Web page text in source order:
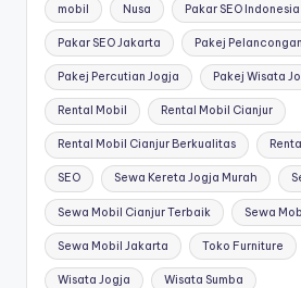
mobil Nusa Pakar SEO Indonesia
Pakar SEO Jakarta Pakej
Pakej Percutian Jogja Pakej Wisata
Rental Mobil Rental Mobil Cianjur
Rental Mobil Cianjur Berkualitas
SEO Sewa Kereta Jogja Murah
Sewa Mobil Cianjur Terbaik Sewa
Sewa Mobil Jakarta Toko Furniture
Wisata Jogja Wisata Sumba